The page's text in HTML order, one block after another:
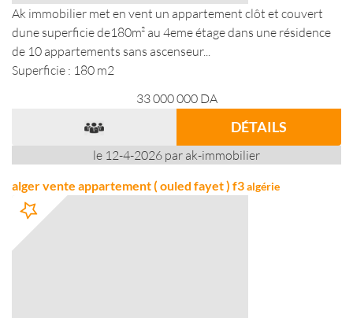
Ak immobilier met en vent un appartement clôt et couvert
dune superficie de180m² au 4eme étage dans une résidence
de 10 appartements sans ascenseur...
Superficie : 180 m2
33 000 000 DA
DÉTAILS
le 12-4-2026 par ak-immobilier
alger vente appartement ( ouled fayet ) f3algérie